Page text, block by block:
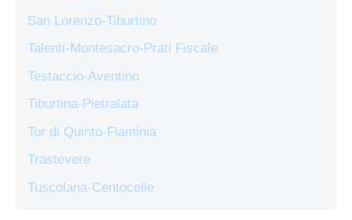
San Lorenzo-Tiburtino
Talenti-Montesacro-Prati Fiscale
Testaccio-Aventino
Tiburtina-Pietralata
Tor di Quinto-Flaminia
Trastevere
Tuscolana-Centocelle